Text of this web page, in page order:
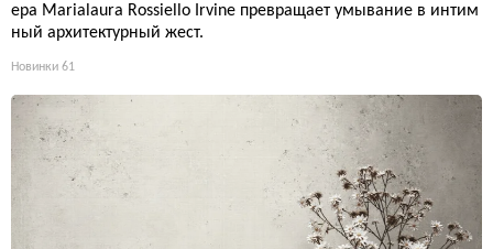
ера Marialaura Rossiello Irvine превращает умывание в интим
ный архитектурный жест.
Новинки 61